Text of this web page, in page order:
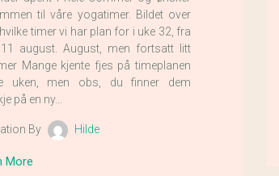
til våre yogatimer. Bildet over
timer vi har plan for i uke 32, fra
august. August, men fortsatt litt
Mange kjente fjes på timeplanen
uken, men obs, du finner dem
på en ny…
By Hilde
More